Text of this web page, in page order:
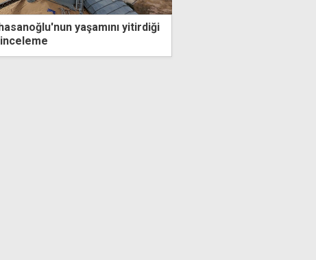
yitirdiği
2 yıllık kaçak yaşamını polise gidince